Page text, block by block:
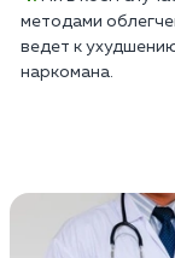
методами
ведет к
наркомана.